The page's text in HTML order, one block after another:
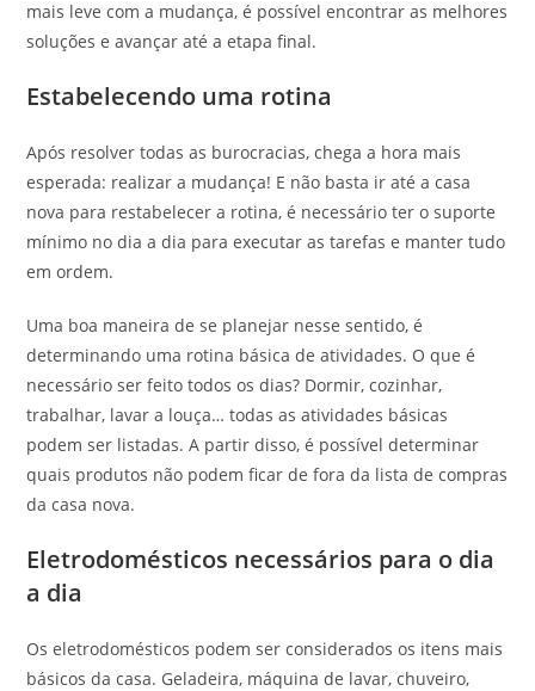
mais leve com a mudança, é possível encontrar as melhores
soluções e avançar até a etapa final.
Estabelecendo uma rotina
Após resolver todas as burocracias, chega a hora mais
esperada: realizar a mudança! E não basta ir até a casa
nova para restabelecer a rotina, é necessário ter o suporte
mínimo no dia a dia para executar as tarefas e manter tudo
em ordem.
Uma boa maneira de se planejar nesse sentido, é
determinando uma rotina básica de atividades. O que é
necessário ser feito todos os dias? Dormir, cozinhar,
trabalhar, lavar a louça… todas as atividades básicas
podem ser listadas. A partir disso, é possível determinar
quais produtos não podem ficar de fora da lista de compras
da casa nova.
Eletrodomésticos necessários para o dia
a dia
Os eletrodomésticos podem ser considerados os itens mais
básicos da casa. Geladeira, máquina de lavar, chuveiro,